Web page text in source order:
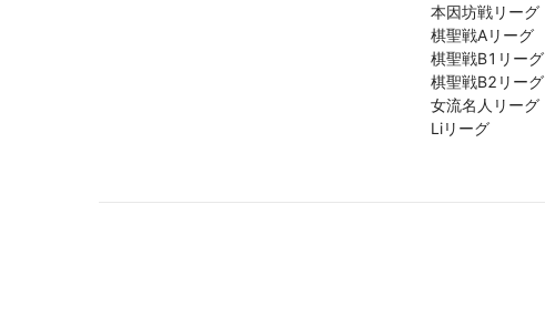
本因坊戦リーグ
棋聖戦Aリーグ
棋聖戦B1リーグ
棋聖戦B2リーグ
女流名人リーグ
Liリーグ